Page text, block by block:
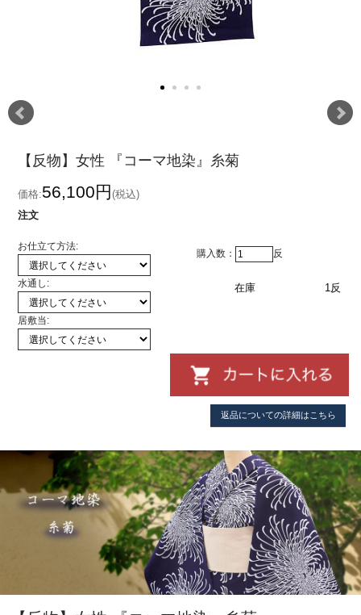
【反物】女性 『コーマ地染』糸菊
価格:56,100円(税込)
注文
お仕立て方法:
水通し:
居敷当:
購入数： 反
在庫 1反
返品についての詳細はこちら